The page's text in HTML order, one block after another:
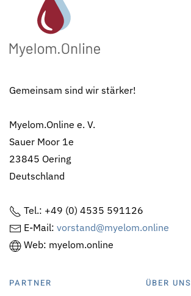
Gemeinsam sind wir stärker!
Myelom.Online e. V.
Sauer Moor 1e
23845 Oering
Deutschland
Tel.: +49 (0) 4535 591126
E-Mail: vorstand@myelom.online
Web: myelom.online
PARTNER ÜBER UNS